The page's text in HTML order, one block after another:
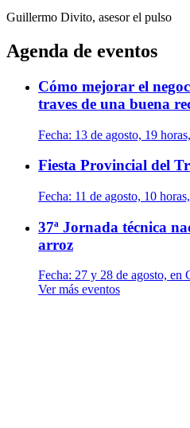
Guillermo Divito, asesor el pulso
Agenda de eventos
Cómo mejorar el
traves de una buena
Fecha: 13 de agosto, 19
Fiesta Provincial del
Fecha: 11 de agosto, 10
37ª Jornada técnica
arroz
Fecha: 27 y 28 de agosto, en
Ver más eventos